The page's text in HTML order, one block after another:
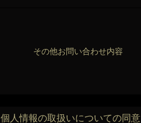
その他お問い合わせ内容
個人情報の取扱いについての同意